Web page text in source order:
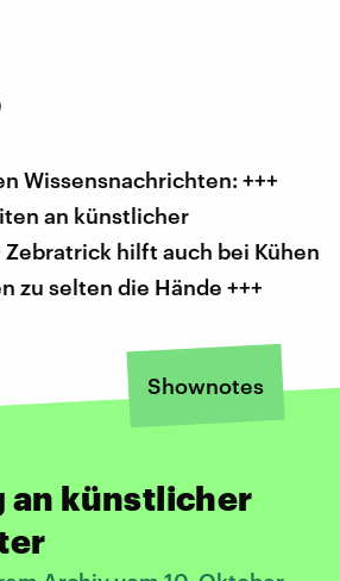
Wissensnachrichten: +++
an künstlicher
hilft auch bei Kühen
zu selten die Hände +++
Shownotes
an künstlicher